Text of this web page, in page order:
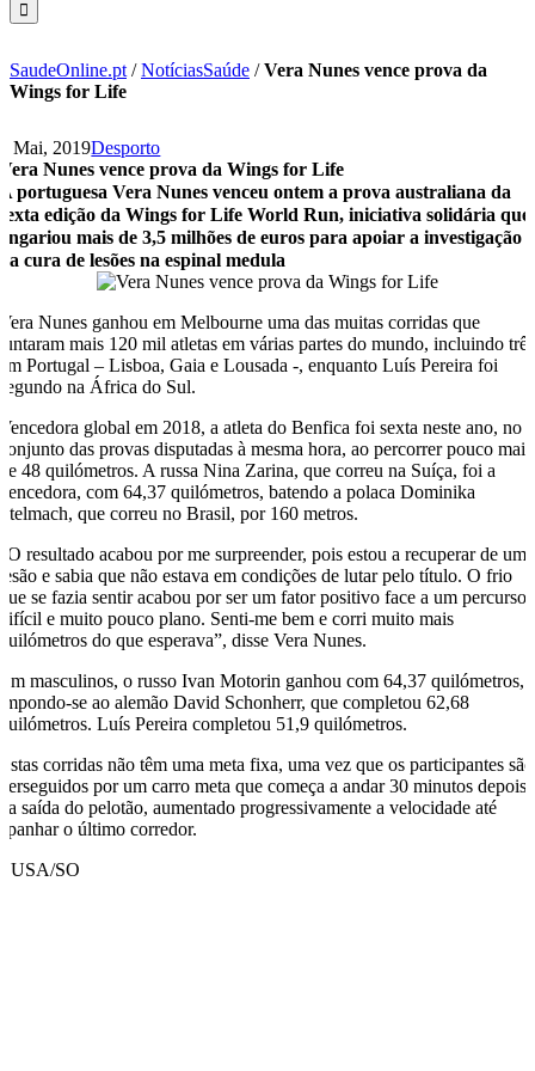
SaudeOnline.pt /NotíciasSaúde /Vera Nunes vence prova da
Wings for Life
6 Mai, 2019Desporto
Vera Nunes vence prova da Wings for Life
A portuguesa Vera Nunes venceu ontem a prova australiana da
sexta edição da Wings for Life World Run, iniciativa solidária que
angariou mais de 3,5 milhões de euros para apoiar a investigação
da cura de lesões na espinal medula
Vera Nunes ganhou em Melbourne uma das muitas corridas que
juntaram mais 120 mil atletas em várias partes do mundo, incluindo três
em Portugal – Lisboa, Gaia e Lousada -, enquanto Luís Pereira foi
segundo na África do Sul.
Vencedora global em 2018, a atleta do Benfica foi sexta neste ano, no
conjunto das provas disputadas à mesma hora, ao percorrer pouco mais
de 48 quilómetros. A russa Nina Zarina, que correu na Suíça, foi a
vencedora, com 64,37 quilómetros, batendo a polaca Dominika
Stelmach, que correu no Brasil, por 160 metros.
“O resultado acabou por me surpreender, pois estou a recuperar de uma
lesão e sabia que não estava em condições de lutar pelo título. O frio
que se fazia sentir acabou por ser um fator positivo face a um percurso
difícil e muito pouco plano. Senti-me bem e corri muito mais
quilómetros do que esperava”, disse Vera Nunes.
Em masculinos, o russo Ivan Motorin ganhou com 64,37 quilómetros,
impondo-se ao alemão David Schonherr, que completou 62,68
quilómetros. Luís Pereira completou 51,9 quilómetros.
Estas corridas não têm uma meta fixa, uma vez que os participantes são
perseguidos por um carro meta que começa a andar 30 minutos depois
da saída do pelotão, aumentado progressivamente a velocidade até
apanhar o último corredor.
LUSA/SO